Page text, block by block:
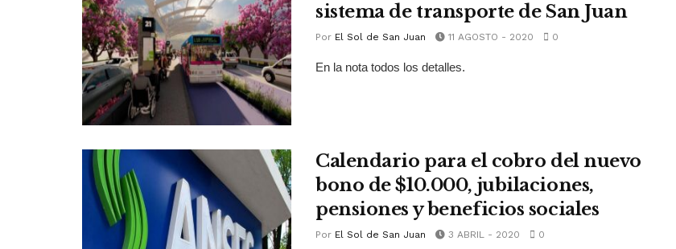
sistema de transporte de San Juan
Por El Sol de San Juan 11 AGOSTO - 2020 0
En la nota todos los detalles.
Calendario para el cobro del nuevo
bono de $10.000, jubilaciones,
pensiones y beneficios sociales
Por El Sol de San Juan 3 ABRIL - 2020 0